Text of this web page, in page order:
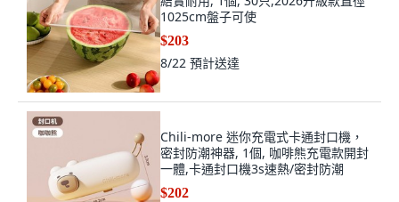
1025cm盤子可使
$203
8/22 預計送達
Chili-more 迷你充電式卡通封口機，
密封防潮神器, 1個, 咖啡熊充電款開封
一體,卡通封口機3s速熱/密封防潮
$202